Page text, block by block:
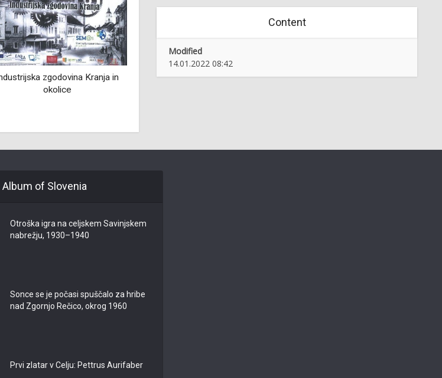
Sprehodi po Ljubljanskem
Posavju, severnem predmestju
Utrip Sevnice na razglednicah Vrhniško Gradišče skozi stoletja
Content
Modified
14.01.2022 08:42
Album of Slovenia
Otroška igra na celjskem Savinjskem
nabrežju, 1930–1940
Sonce se je počasi spuščalo za hribe
nad Zgornjo Rečico, okrog 1960
Prvi zlatar v Celju: Pettrus Aurifaber